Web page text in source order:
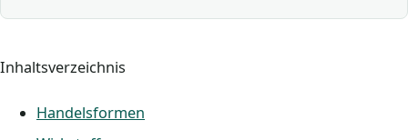
Inhaltsverzeichnis
Handelsformen